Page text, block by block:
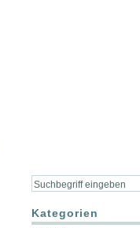
Kategorien